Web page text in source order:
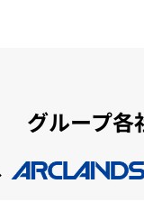
グループ各